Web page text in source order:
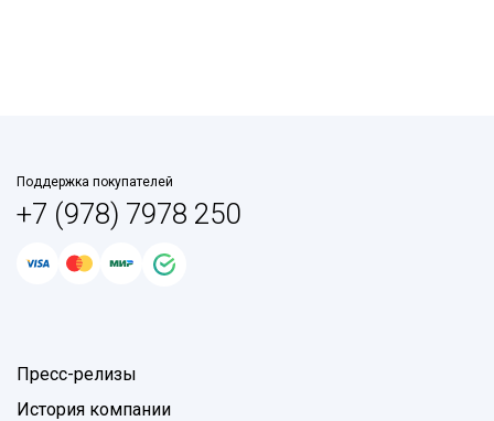
Поддержка покупателей
+7 (978) 7978 250
Пресс-релизы
История компании